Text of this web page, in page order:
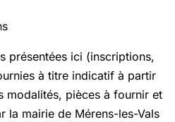
présentées ici (inscriptions,
à titre indicatif à partir
modalités, pièces à fournir et
la mairie de Mérens-les-Vals